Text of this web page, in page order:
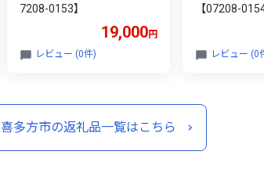
7208-0153】
19,000円
レビュー (0件)
【07208-
レビュー (0
喜多方市の返礼品一覧はこちら